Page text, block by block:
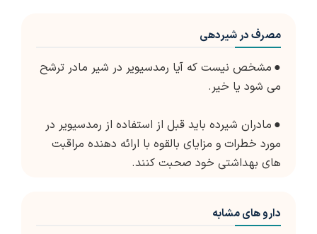
مصرف در شیردهی
● مشخص نیست که آیا رمدسیویر در شیر مادر ترشح
می شود یا خیر.
● مادران شیرده باید قبل از استفاده از رمدسیویر در
مورد خطرات و مزایای بالقوه با ارائه دهنده مراقبت
های بهداشتی خود صحبت کنند.
دارو های مشابه